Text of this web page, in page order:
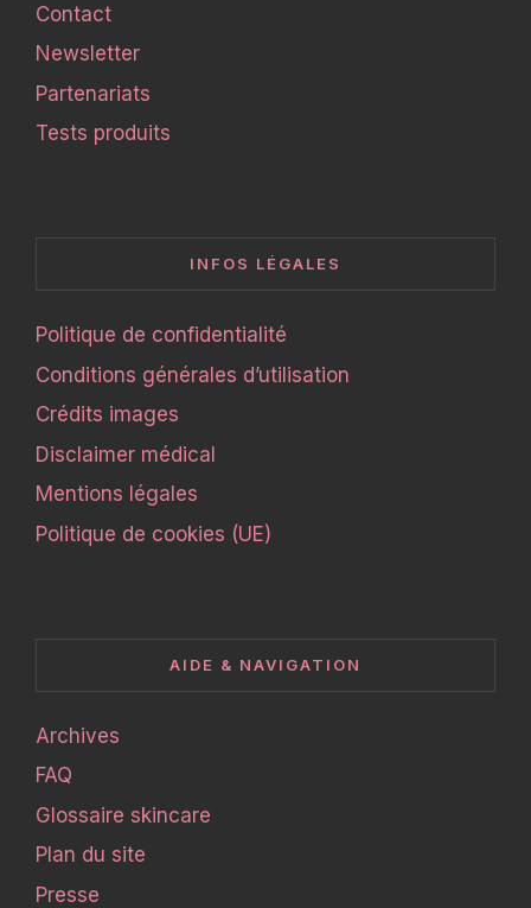
Contact
Newsletter
Partenariats
Tests produits
INFOS LÉGALES
Politique de confidentialité
Conditions générales d’utilisation
Crédits images
Disclaimer médical
Mentions légales
Politique de cookies (UE)
AIDE & NAVIGATION
Archives
FAQ
Glossaire skincare
Plan du site
Presse